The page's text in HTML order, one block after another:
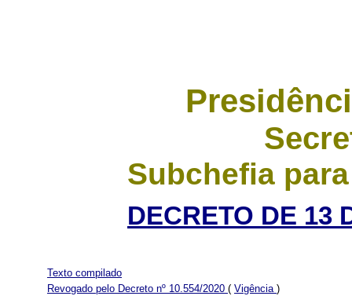
Subchefia
DECRETO DE 13
Texto compilado
Revogado pelo Decreto nº 10.554/2020 ( Vigência )